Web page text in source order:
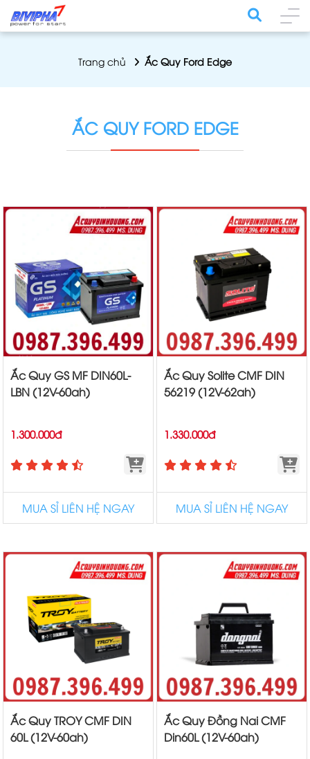
Trang chủ Ắc Quy Ford Edge
ẮC QUY FORD EDGE
Ắc Quy GS MF DIN60L-
LBN (12V-60ah)
1.300.000đ
MUA SỈ LIÊN HỆ NGAY
Ắc Quy Solite CMF DIN
56219 (12V-62ah)
1.330.000đ
MUA SỈ LIÊN HỆ NGAY
Ắc Quy TROY CMF DIN
60L (12V-60ah)
Ắc Quy Đồng Nai CMF
Din60L (12V-60ah)